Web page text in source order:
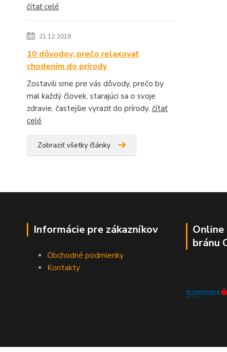
čítať celé
21.12.2018
10 dôvodov, prečo relaxovať
chodením do prírody
Zostavili sme pre vás dôvody, prečo by
mal každý človek, starajúci sa o svoje
zdravie, častejšie vyraziť do prírody. čítať
celé
Zobraziť všetky články
Informácie pre zákazníkov
Obchodné podmienky
Kontakty
bránu